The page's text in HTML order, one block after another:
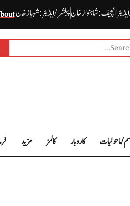
ایڈیٹرانچیف : شاہنواز خانپبلشر/ ایڈیٹر : شہباز خان
/ ما حولیات کاروبار کالمز مزید